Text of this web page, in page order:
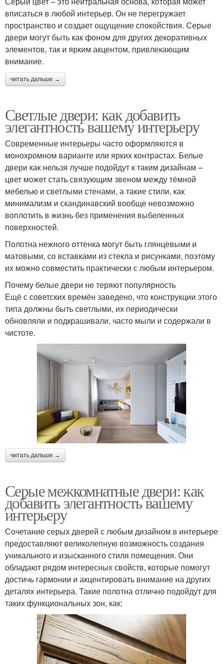
вписаться в любой интерьер. Он не перегружает
пространство и создает ощущение спокойствия. Серые
двери могут быть как фоном для других декоративных
элементов, так и ярким акцентом, привлекающим
внимание.
читать дальше →
Светлые двери: как добавить
элегантность вашему интерьеру
Современные интерьеры часто оформляются в
монохромном варианте или ярких контрастах. Белые
двери как нельзя лучше подойдут к таким дизайнам –
цвет может стать связующим звеном между тёмной
мебелью и светлыми стенами, а такие стили, как
минимализм и скандинавский вообще невозможно
воплотить в жизнь без применения выбеленных
поверхностей.
Полотна нежного оттенка могут быть глянцевыми и
матовыми, со вставками из стекла и рисунками, поэтому
их можно совместить практически с любым интерьером.
Почему белые двери не теряют популярность
Ещё с советских времён заведено, что конструкции этого
типа должны быть светлыми, их периодически
обновляли и подкрашивали, часто мыли и содержали в
чистоте.
читать дальше →
Серые межкомнатные двери: как
добавить элегантность вашему
интерьеру
Сочетание серых дверей с любым дизайном в интерьере
предоставляют великолепную возможность создания
уникального и изысканного стиля помещения. Они
обладают рядом интересных свойств, которые помогут
достичь гармонии и акцентировать внимание на других
деталях интерьера. Такие полотна отлично подойдут для
таких функциональных зон, как: